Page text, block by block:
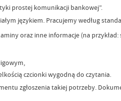
prostej komunikacji bankowej”.
językiem. Pracujemy według
oraz inne informacje (na
czcionki wygodną do czytania.
zgłoszenia takiej potrzeby.